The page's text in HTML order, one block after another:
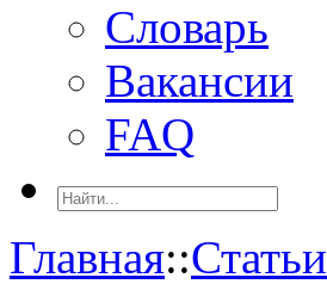
Словарь
Вакансии
FAQ
Главная::Статьи